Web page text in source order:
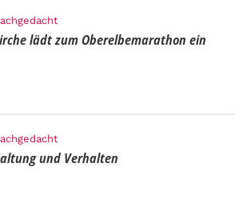
lädt zum Oberelbemarathon ein
und Verhalten